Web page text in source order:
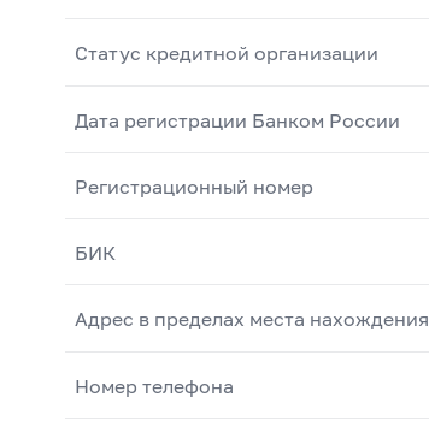
Статус кредитной организации
Дата регистрации Банком России
Регистрационный номер
БИК
Адрес в пределах места нахождения
Номер телефона